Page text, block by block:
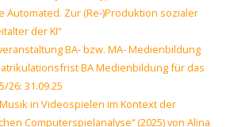
Automated. Zur (Re-)Produktion sozialer
der KI“
BA- bzw. MA- Medienbildung
BA Medienbildung für das
26: 31.09.25
in Videospielen im Kontext der
Computerspielanalyse“ (2025) von Alina